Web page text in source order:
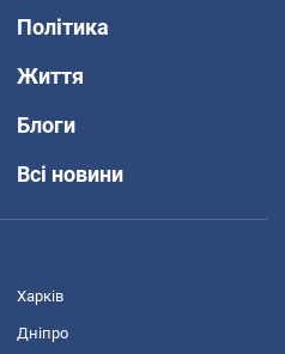
Політика
Життя
Блоги
Всі новини
Харків
Дніпро